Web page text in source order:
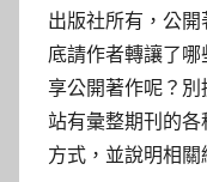
出版社所有，公
底請作者轉讓了
享公開著作呢？別
站有彙整期刊的
方式，並說明相關